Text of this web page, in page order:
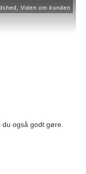
Viden om kunden
også godt gøre.